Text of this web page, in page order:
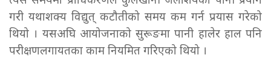
गरी यथाशक्य विद्युत् कटौतीको समय कम गर्न प्रयास गरेको
थियो । यसअघि आयोजनाको सुरूङमा पानी हालेर हाल पनि
परीक्षणलगायतका काम नियमित गरिएको थियो ।